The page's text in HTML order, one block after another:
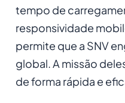
tempo de
responsividade
permite que a SNV
global. A missão
de forma rápida e